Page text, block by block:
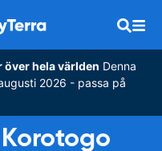
över hela världen Denna
2026 - passa på